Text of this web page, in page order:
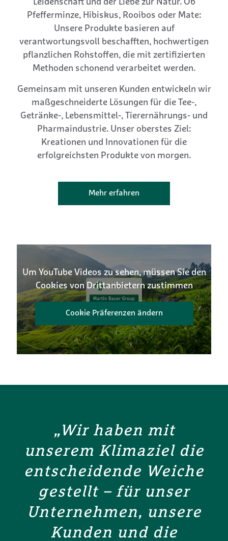
Leidenschaft und der Liebe zur Natur. Ob
Pfefferminze, Hibiskus, Rooibos oder Mate:
Unsere Produkte basieren auf
verantwortungsvoll beschafften, hochwertigen
pflanzlichen Rohstoffen, die mit zertifizierten
Methoden schonend verarbeitet werden.
Gemeinsam mit unseren Kunden entwickeln wir
maßgeschneiderte Lösungen für die Tee-,
Getränke-, Lebensmittel-, Tierernährungs- und
Pharmaindustrie. Unser oberstes Ziel:
Kreationen und Innovationen für die
erfolgreichsten Produkte von morgen.
Mehr erfahren
Um YouTube Videos zu sehen, müssen Sie den
Cookies von Drittanbietern zustimmen
Cookie Präferenzen ändern
„Wir haben mit
unserem Klimaziel die
entscheidende Weiche
gestellt – für unser
Unternehmen, unsere
Kunden und die